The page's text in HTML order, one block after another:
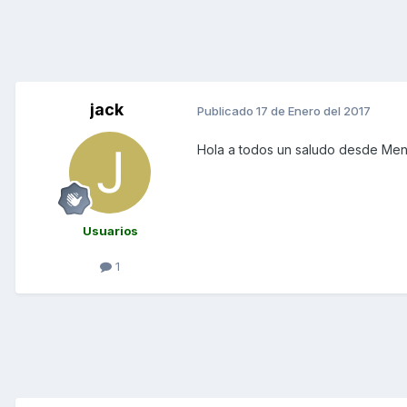
jack
Usuarios
1
Publicado 17 de Enero del 2017
Hola a todos un saludo desde